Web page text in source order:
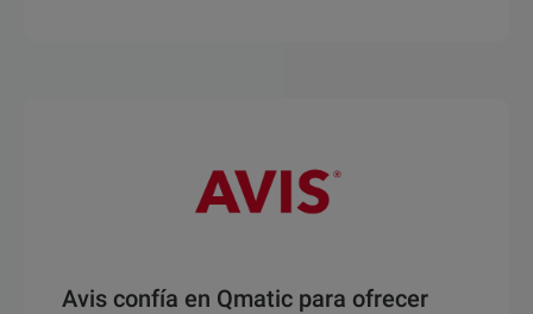
Avis confía en Qmatic para ofrecer